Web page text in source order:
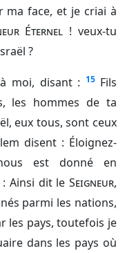
ma face, et je criai à
Éternel ! veux-tu
?
moi, disant : 15 Fils
les hommes de ta
eux tous, sont ceux
disent : Éloignez-
est donné en
: Ainsi dit leSeigneur,
parmi les nations,
les pays, toutefois je
dans les pays où